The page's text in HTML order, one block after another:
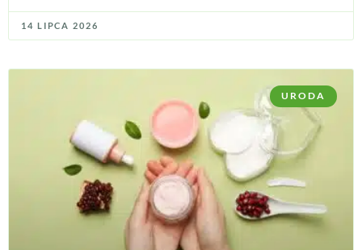
14 LIPCA 2026
URODA